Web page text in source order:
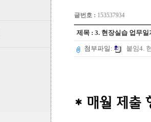
글번호 : 153537934
제목 : 3. 현장실습 업무
첨부파일: 붙임4.
* 매월 제출